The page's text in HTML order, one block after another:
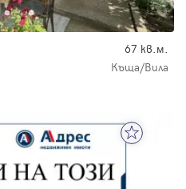
67 кв.м.
Къща/Вила